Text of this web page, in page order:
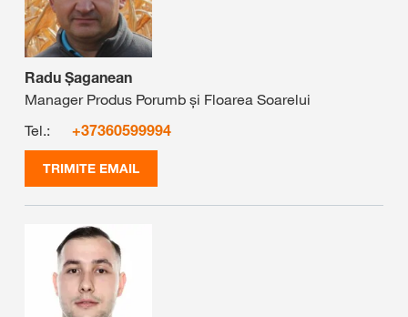
Radu Șaganean
Manager Produs Porumb și Floarea Soarelui
Tel.:
+37360599994
TRIMITE EMAIL